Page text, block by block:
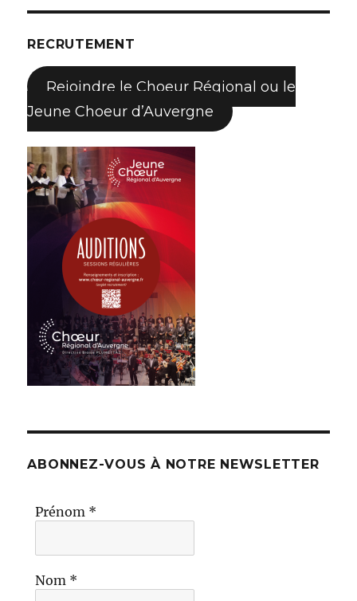
RECRUTEMENT
Rejoindre le Choeur Régional ou le
Jeune Choeur d’Auvergne
ABONNEZ-VOUS À NOTRE NEWSLETTER
Prénom *
Nom *